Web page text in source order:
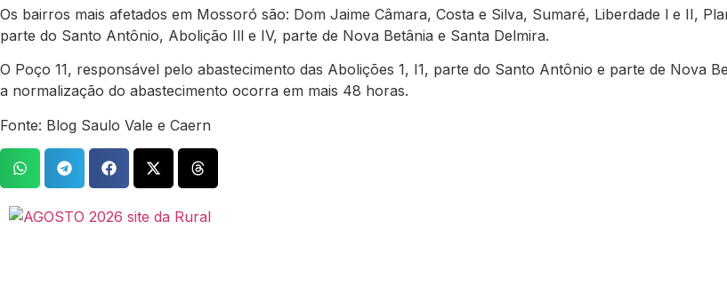
Os bairros mais afetados em Mossoró são: Dom Jaime Câmara, Costa e Silva, Sumaré, Liberdade l e II,
parte do Santo Antônio, Abolição Ill e IV, parte de Nova Betânia e Santa Delmira.
O Poço 11, responsável pelo abastecimento das Abolições 1, I1, parte do Santo Antônio e parte de Nova
a normalização do abastecimento ocorra em mais 48 horas.
Fonte: Blog Saulo Vale e Caern